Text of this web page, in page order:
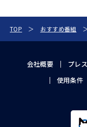
TOP おすすめ番組
会社概要 プレ
使用条件